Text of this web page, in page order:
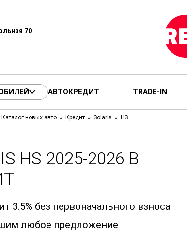
70
АВТОКРЕДИТ TRADE-IN
Каталог новых авто Кредит Solaris HS
HS 2025-2026 В
3.5% без первоначального взноса
любое предложение